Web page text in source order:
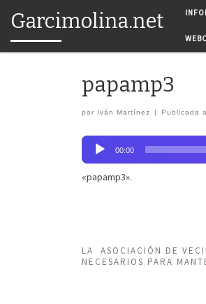
Saltar al contenido
Garcimolina.net
papamp3
por Iván Martínez | Publicada
Reproductor
de
audio
00:00
«papamp3».
LA ASOCIACIÓN DE
NECESARIOS PARA